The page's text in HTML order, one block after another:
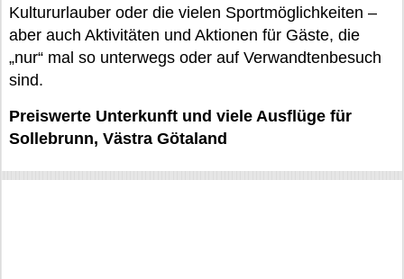
Kultururlauber oder die vielen Sportmöglichkeiten –
aber auch Aktivitäten und Aktionen für Gäste, die
„nur“ mal so unterwegs oder auf Verwandtenbesuch
sind.
Preiswerte Unterkunft und viele Ausflüge für
Sollebrunn, Västra Götaland